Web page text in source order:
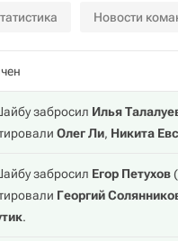
Новости
забросил Илья
Олег Ли, Никита
забросил Егор Петухов(
Георгий
.